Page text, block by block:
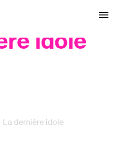
idole
La dernière idole